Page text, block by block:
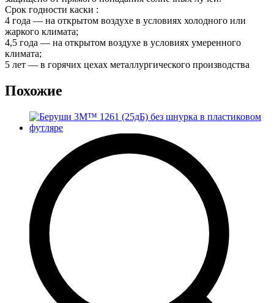
Срок годности каски :
4 года — на открытом воздухе в условиях холодного или
жаркого климата;
4,5 года — на открытом воздухе в условиях умеренного
климата;
5 лет — в горячих цехах металлургического производства
Похожие